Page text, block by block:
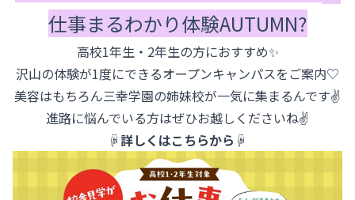
仕事まるわかり体験AUTUMN?
高校1年生・2年生の方におすすめ✨
沢山の体験が1度にできるオープンキャンパスをご案内♡
美容はもちろん三幸学園の姉妹校が一気に集まるんです✌
進路に悩んでいる方はぜひお越しくださいね✌
☟詳しくはこちらから☟